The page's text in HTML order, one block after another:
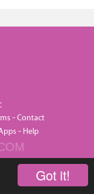
Got it!
-Contact
- Help